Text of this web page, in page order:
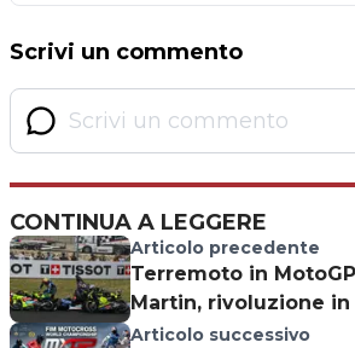
Scrivi un commento
CONTINUA A LEGGERE
Articolo precedente
Terremoto in
Martin, rivoluzione
Articolo successivo